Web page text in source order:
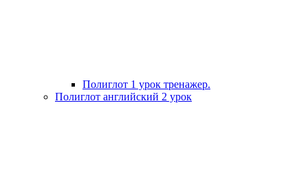
Полиглот 1 урок тренажер.
Полиглот английский 2 урок